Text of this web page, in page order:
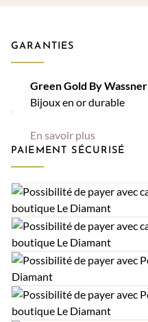
GARANTIES
Green Gold By Wassner
Bijoux en or durable
En savoir plus
PAIEMENT SÉCURISÉ